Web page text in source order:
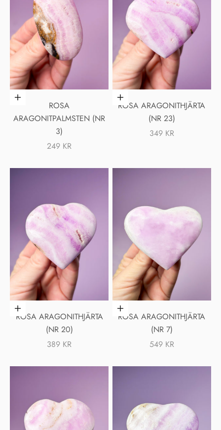
Lägg i varukorgen
ROSA
ARAGONITPALMSTEN (NR
3)
REA-PRIS
249 KR
Lägg i varukorgen
ROSA ARAGONITHJÄRTA
(NR 23)
REA-PRIS
349 KR
Lägg i varukorgen
ROSA ARAGONITHJÄRTA
(NR 20)
REA-PRIS
389 KR
Lägg i varukorgen
ROSA ARAGONITHJÄRTA
(NR 7)
REA-PRIS
549 KR